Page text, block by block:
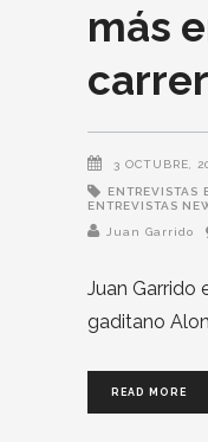
más
3 OCTUBRE,
ENTREVISTAS
ENTREVISTAS
Juan Garrido
Juan Garrido
gaditano
READ MORE